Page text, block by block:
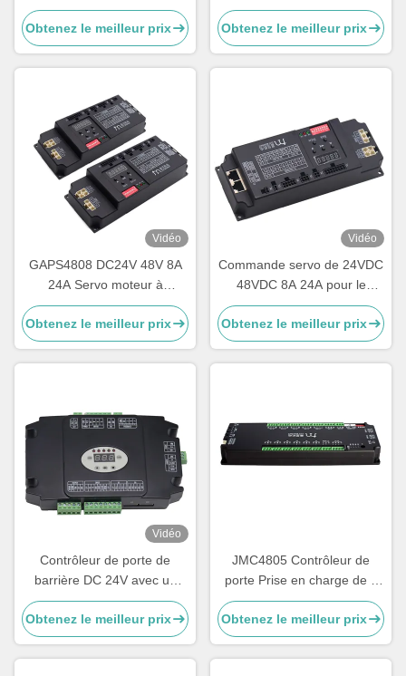
créneau de vitesse avec
l'encodeur par
accroissement pour le retour
de position
Obtenez le meilleur prix
ou égal à:
Obtenez le meilleur prix
Vidéo
GAPS4808 DC24V 48V 8A
24A Servo moteur à
encodeur supplémentaire
pour porte d'aile
Obtenez le meilleur prix
Vidéo
Commande servo de 24VDC
48VDC 8A 24A pour le
contrôle d'accès de porte de
la Manche
Obtenez le meilleur prix
Vidéo
Contrôleur de porte de
barrière DC 24V avec un
servo-moteur sans balai de
2400 lignes et une protection
anti-écrasement pour les
parkings
Obtenez le meilleur prix
JMC4805 Contrôleur de
porte Prise en charge de 6
paires maximum de capteurs
d'entrée indépendamment
Obtenez le meilleur prix